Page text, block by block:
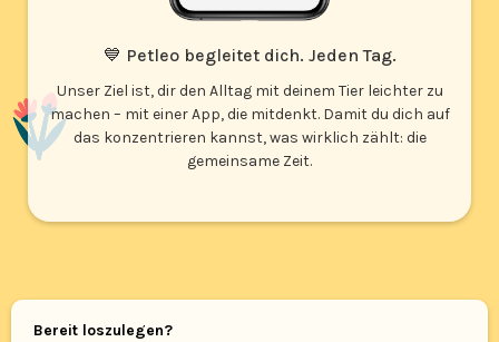
💙 Petleo begleitet dich. Jeden Tag.
Unser Ziel ist, dir den Alltag mit deinem Tier leichter zu
machen – mit einer App, die mitdenkt. Damit du dich auf
das konzentrieren kannst, was wirklich zählt: die
gemeinsame Zeit.
Bereit loszulegen?